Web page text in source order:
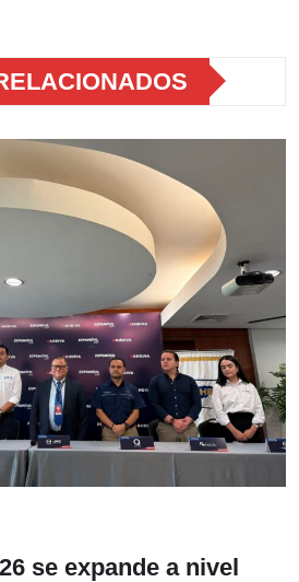
se expande a nivel